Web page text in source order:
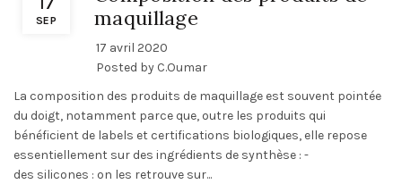
SEP
maquillage
17 avril 2020
Posted by C.Oumar
La composition des produits de maquillage est souvent pointée
du doigt, notamment parce que, outre les produits qui
bénéficient de labels et certifications biologiques, elle repose
essentiellement sur des ingrédients de synthèse : -
des silicones : on les retrouve sur...